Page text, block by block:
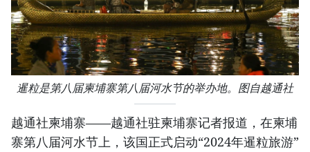
暹粒是第八届柬埔寨第八届河水节的举办地。图自越通社
越通社柬埔寨——越通社驻柬埔寨记者报道，在柬埔
寨第八届河水节上，该国正式启动“2024年暹粒旅游”